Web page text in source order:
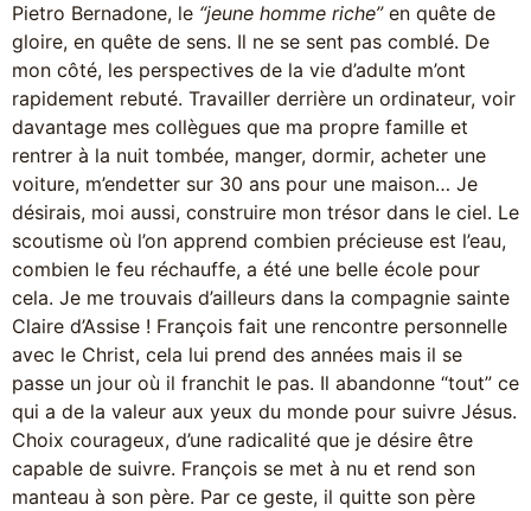
Pietro Bernadone, le “jeune homme riche”en quête de
gloire, en quête de sens. Il ne se sent pas comblé. De
mon côté, les perspectives de la vie d’adulte m’ont
rapidement rebuté. Travailler derrière un ordinateur, voir
davantage mes collègues que ma propre famille et
rentrer à la nuit tombée, manger, dormir, acheter une
voiture, m’endetter sur 30 ans pour une maison… Je
désirais, moi aussi, construire mon trésor dans le ciel. Le
scoutisme où l’on apprend combien précieuse est l’eau,
combien le feu réchauffe, a été une belle école pour
cela. Je me trouvais d’ailleurs dans la compagnie sainte
Claire d’Assise ! François fait une rencontre personnelle
avec le Christ, cela lui prend des années mais il se
passe un jour où il franchit le pas. Il abandonne “tout” ce
qui a de la valeur aux yeux du monde pour suivre Jésus.
Choix courageux, d’une radicalité que je désire être
capable de suivre. François se met à nu et rend son
manteau à son père. Par ce geste, il quitte son père